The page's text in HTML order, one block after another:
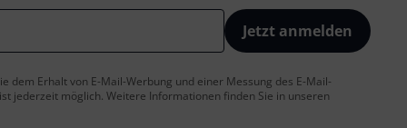
Jetzt anmelden
dem Erhalt von E-Mail-Werbung und einer Messung des E-Mail-
jederzeit möglich. Weitere Informationen finden Sie in unseren